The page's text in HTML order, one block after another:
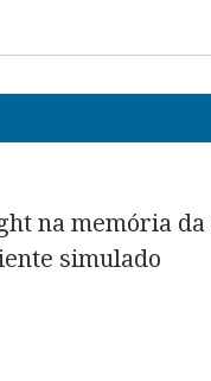
na memória da
simulado